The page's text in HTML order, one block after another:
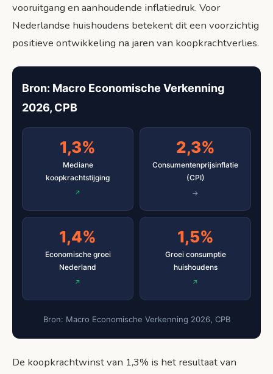
vooruitgang en aanhoudende inflatiedruk. Voor
Nederlandse huishoudens betekent dit een voorzichtig
positieve ontwikkeling na jaren van koopkrachtverlies.
Bron: Macro Economische Verkenning
2026, CPB
1,3%
Mediane
koopkrachtstijging
2,3%
Consumentenprijsinflatie
(CPI)
1,4%
Economische groei
Nederland
1,5%
Groei consumptie
huishoudens
Bron: Macro Economische Verkenning 2026, CPB
De koopkrachtwinst van 1,3% is het resultaat van